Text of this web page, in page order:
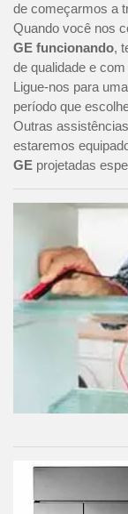
de começarmos a
Quando você nos
GE funcionando,
de qualidade e com
Ligue-nos para
período que
Outras
estaremos
GE projetadas